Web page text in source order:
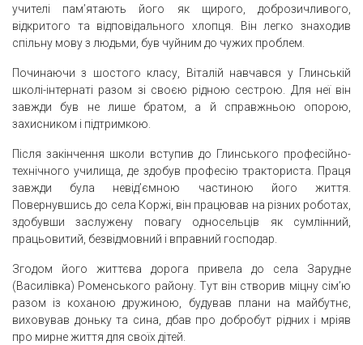
учителі пам’ятають його як щирого, доброзичливого,
відкритого та відповідального хлопця. Він легко знаходив
спільну мову з людьми, був чуйним до чужих проблем.
Починаючи з шостого класу, Віталій навчався у Глинській
школі-інтернаті разом зі своєю рідною сестрою. Для неї він
завжди був не лише братом, а й справжньою опорою,
захисником і підтримкою.
Після закінчення школи вступив до Глинського професійно-
технічного училища, де здобув професію тракториста. Праця
завжди була невід’ємною частиною його життя.
Повернувшись до села Коржі, він працював на різних роботах,
здобувши заслужену повагу односельців як сумлінний,
працьовитий, безвідмовний і вправний господар.
Згодом його життєва дорога привела до села Зарудне
(Василівка) Роменського району. Тут він створив міцну сім’ю
разом із коханою дружиною, будував плани на майбутнє,
виховував доньку та сина, дбав про добробут рідних і мріяв
про мирне життя для своїх дітей.